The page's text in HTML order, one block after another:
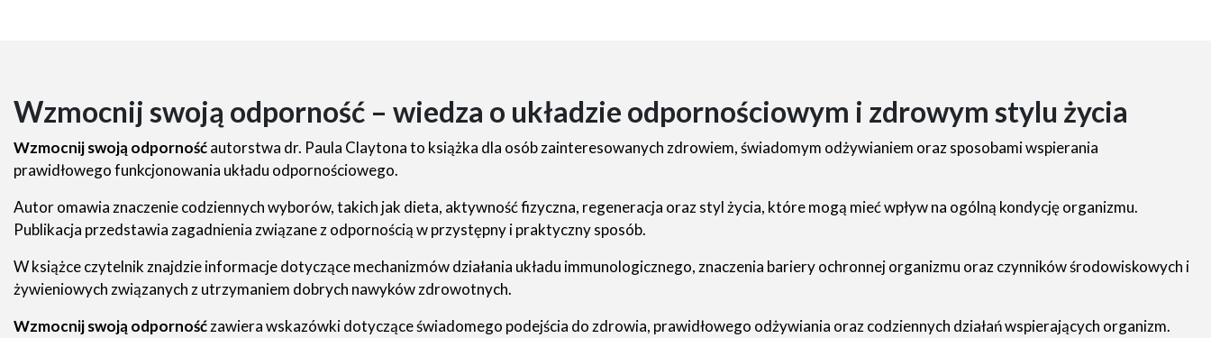
Wzmocnij swoją odporność – wiedza o układzie odpornościowym i zdrowym stylu życia
Wzmocnij swoją odpornośćautorstwa dr. Paula Claytona to książka dla osób zainteresowanych zdrowiem, świadomym odżywianiem oraz sposobami wspierania
prawidłowego funkcjonowania układu odpornościowego.
Autor omawia znaczenie codziennych wyborów, takich jak dieta, aktywność fizyczna, regeneracja oraz styl życia, które mogą mieć wpływ na ogólną kondycję organizmu.
Publikacja przedstawia zagadnienia związane z odpornością w przystępny i praktyczny sposób.
W książce czytelnik znajdzie informacje dotyczące mechanizmów działania układu immunologicznego, znaczenia bariery ochronnej organizmu oraz czynników środowiskowych i
żywieniowych związanych z utrzymaniem dobrych nawyków zdrowotnych.
Wzmocnij swoją odpornośćzawiera wskazówki dotyczące świadomego podejścia do zdrowia, prawidłowego odżywiania oraz codziennych działań wspierających organizm.